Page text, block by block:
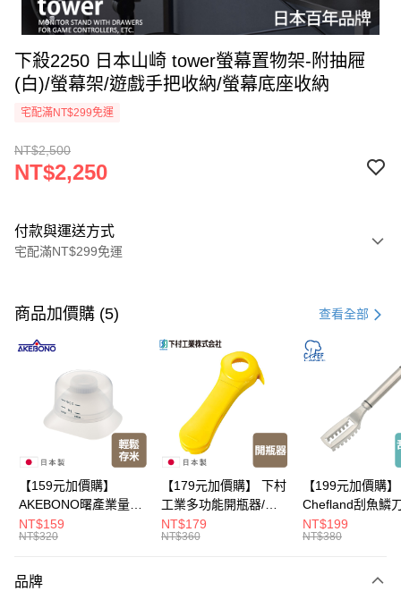
下殺2250 日本山崎 tower螢幕置物架-附抽屜
(白)/螢幕架/遊戲手把收納/螢幕底座收納
宅配滿NT$299免運
NT$2,500
NT$2,250
付款與運送方式
宅配滿NT$299免運
信用卡一次付款
LINE Pay
Apple Pay
悠遊付
全盈+PAY
大哥付你分期
相關說明
2.付款方式選擇「大哥付你分期」，訂單成立後會自動跳轉到大哥付的交易
商品加價購 (5) 查看全部
【159元加價購】
AKEBONO曙產業量米
杯漏斗組(白)/量米杯/
米桶/量米用具/任二件8
NT$159
NT$320
【179元加價購】 下村
工業多功能開瓶器/開
瓶器/餐廚用品/料理道
具/任二件8折
NT$179
NT$360
【199元加價購】
Chefland刮魚鱗
魚鱗器/廚房用品/
道具/任二件8折
NT$199
NT$380
品牌